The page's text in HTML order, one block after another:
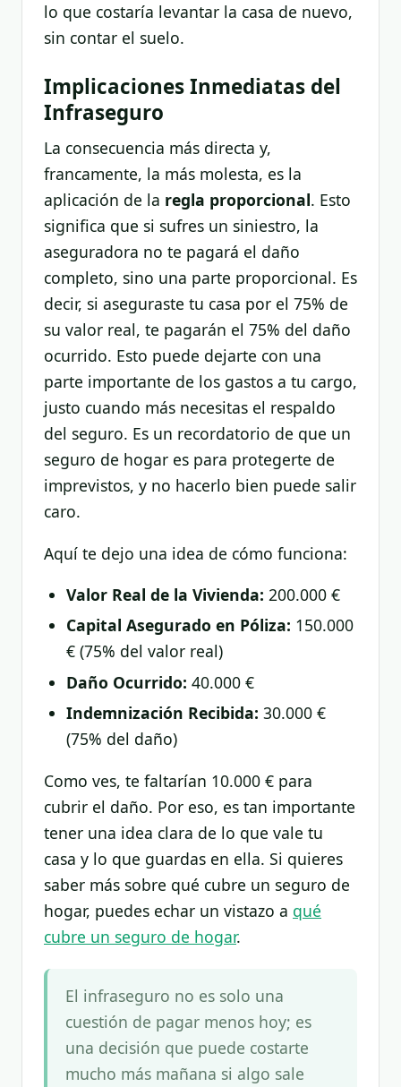
lo que costaría levantar la casa de nuevo,
sin contar el suelo.
Implicaciones Inmediatas del
Infraseguro
La consecuencia más directa y,
francamente, la más molesta, es la
aplicación de la regla proporcional. Esto
significa que si sufres un siniestro, la
aseguradora no te pagará el daño
completo, sino una parte proporcional. Es
decir, si aseguraste tu casa por el 75% de
su valor real, te pagarán el 75% del daño
ocurrido. Esto puede dejarte con una
parte importante de los gastos a tu cargo,
justo cuando más necesitas el respaldo
del seguro. Es un recordatorio de que un
seguro de hogar es para protegerte de
imprevistos, y no hacerlo bien puede salir
caro.
Aquí te dejo una idea de cómo funciona:
Valor Real de la Vivienda: 200.000 €
Capital Asegurado en Póliza: 150.000
€ (75% del valor real)
Daño Ocurrido: 40.000 €
Indemnización Recibida: 30.000 €
(75% del daño)
Como ves, te faltarían 10.000 € para
cubrir el daño. Por eso, es tan importante
tener una idea clara de lo que vale tu
casa y lo que guardas en ella. Si quieres
saber más sobre qué cubre un seguro de
hogar, puedes echar un vistazo a qué
cubre un seguro de hogar.
El infraseguro no es solo una
cuestión de pagar menos hoy; es
una decisión que puede costarte
mucho más mañana si algo sale